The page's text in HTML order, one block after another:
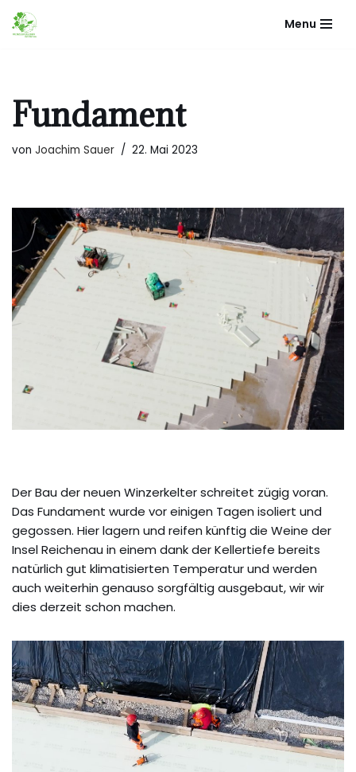
Zum
Menu
Fundament
von Joachim Sauer 22. Mai 2023
Der Bau der neuen Winzerkelter schreitet zügig voran.
Das Fundament wurde vor einigen Tagen isoliert und
gegossen. Hier lagern und reifen künftig die Weine der
Insel Reichenau in einem dank der Kellertiefe bereits
natürlich gut klimatisierten Temperatur und werden
auch weiterhin genauso sorgfältig ausgebaut, wir wir
dies derzeit schon machen.